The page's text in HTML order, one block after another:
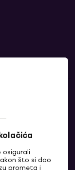
osigurali
što si dao
prometa i